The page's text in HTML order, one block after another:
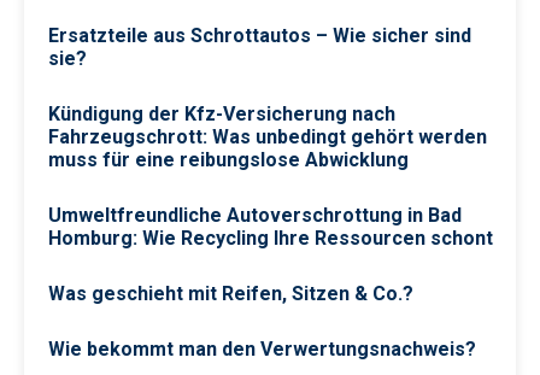
Ersatzteile aus Schrottautos – Wie sicher sind
sie?
Kündigung der Kfz-Versicherung nach
Fahrzeugschrott: Was unbedingt gehört werden
muss für eine reibungslose Abwicklung
Umweltfreundliche Autoverschrottung in Bad
Homburg: Wie Recycling Ihre Ressourcen schont
Was geschieht mit Reifen, Sitzen & Co.?
Wie bekommt man den Verwertungsnachweis?